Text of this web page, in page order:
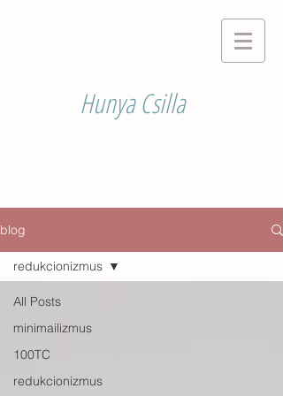
Hunya Csilla
blog
All Posts
minimailizmus
100TC
redukcionizmus
redukcionizmus